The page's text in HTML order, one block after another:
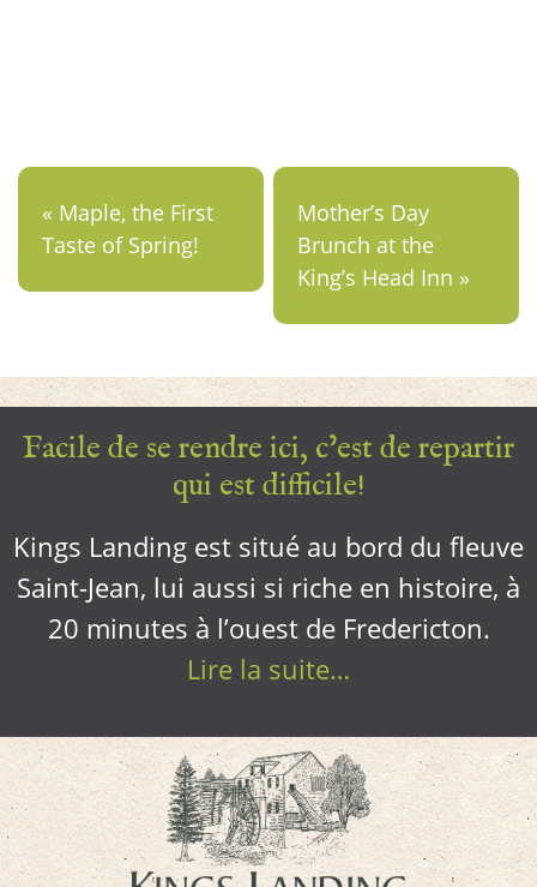
Mother’s Day
Brunch at the
King’s Head Inn »
« Maple, the First
Taste of Spring!
Facile de se rendre ici, c’est de repartir
qui est difficile!
Kings Landing est situé au bord du fleuve
Saint-Jean, lui aussi si riche en histoire, à
20 minutes à l’ouest de Fredericton.
Lire la suite…